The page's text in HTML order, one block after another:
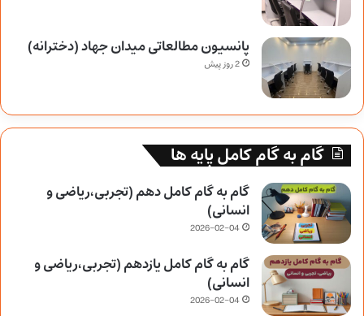
پانسیون مطالعاتی میدان جهاد (دخترانه)
2 روز پیش
گام به گام کامل پایه ها
گام به گام کامل دهم (تجربی،ریاضی و
انسانی)
2026-02-04
گام به گام کامل یازدهم (تجربی،ریاضی و
انسانی)
2026-02-04